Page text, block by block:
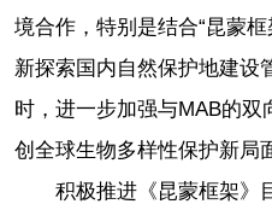
境合作，特别是结合“昆蒙
新探索国内自然保护地建设
时，进一步加强与MAB的
创全球生物多样性保护新局
积极推进《昆蒙框架》